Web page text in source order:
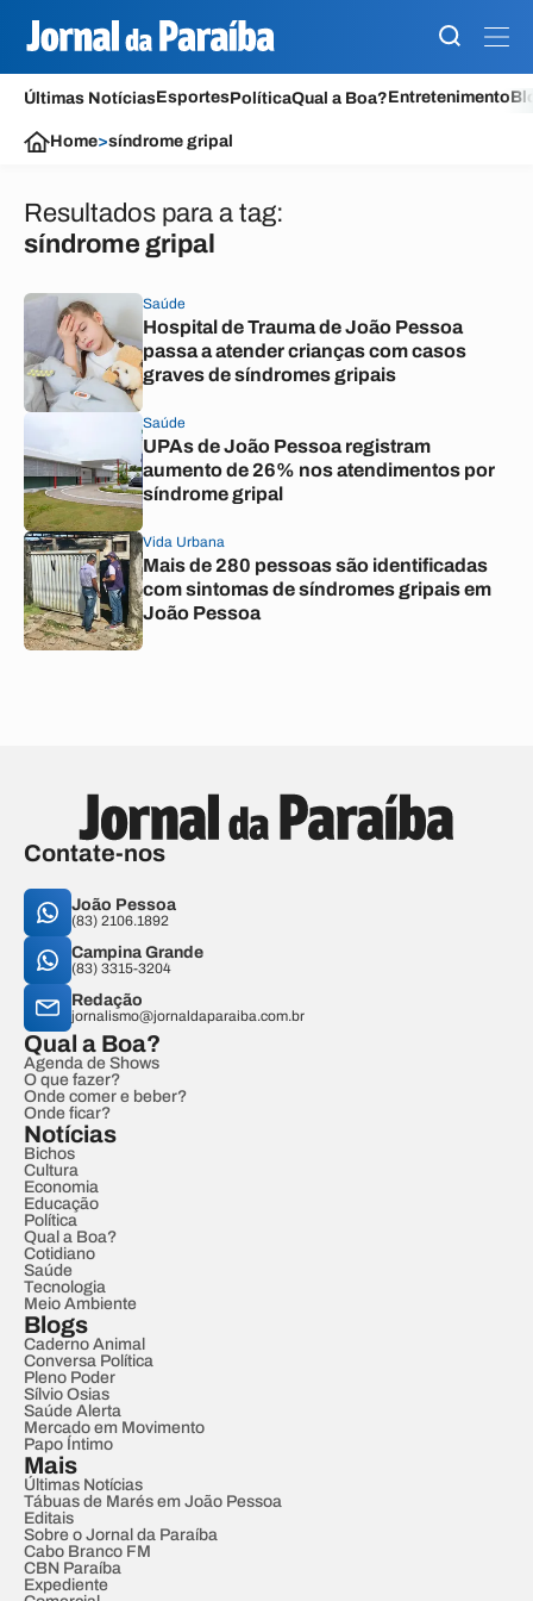
Últimas NotíciasEsportesPolíticaQual a Boa?Entretenimento
Home>síndrome gripal
Resultados para a tag:
síndrome gripal
Saúde
Hospital de Trauma de João Pessoa
passa a atender crianças com casos
graves de síndromes gripais
Saúde
UPAs de João Pessoa registram
aumento de 26% nos atendimentos por
síndrome gripal
Vida Urbana
Mais de 280 pessoas são identificadas
com sintomas de síndromes gripais em
João Pessoa
Contate-nos
João Pessoa
(83) 2106.1892
Campina Grande
(83) 3315-3204
Redação
jornalismo@jornaldaparaiba.com.br
Qual a Boa?
Agenda de Shows
O que fazer?
Onde comer e beber?
Onde ficar?
Notícias
Bichos
Cultura
Economia
Educação
Política
Qual a Boa?
Cotidiano
Saúde
Tecnologia
Meio Ambiente
Blogs
Caderno Animal
Conversa Política
Pleno Poder
Sílvio Osias
Saúde Alerta
Mercado em Movimento
Papo Íntimo
Mais
Últimas Notícias
Tábuas de Marés em João Pessoa
Editais
Sobre o Jornal da Paraíba
Cabo Branco FM
CBN Paraíba
Expediente